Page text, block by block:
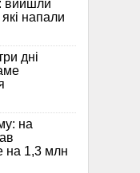
вийшли
які напали
дні
на
на 1,3 млн